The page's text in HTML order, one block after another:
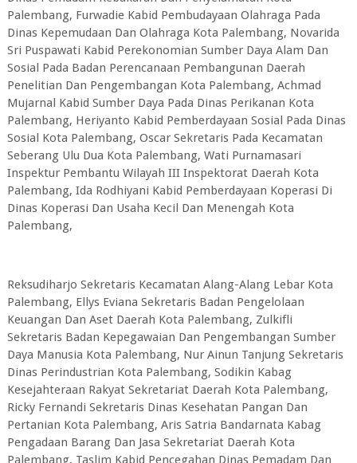
Palembang, Furwadie Kabid Pembudayaan Olahraga Pada
Dinas Kepemudaan Dan Olahraga Kota Palembang, Novarida
Sri Puspawati Kabid Perekonomian Sumber Daya Alam Dan
Sosial Pada Badan Perencanaan Pembangunan Daerah
Penelitian Dan Pengembangan Kota Palembang, Achmad
Mujarnal Kabid Sumber Daya Pada Dinas Perikanan Kota
Palembang, Heriyanto Kabid Pemberdayaan Sosial Pada Dinas
Sosial Kota Palembang, Oscar Sekretaris Pada Kecamatan
Seberang Ulu Dua Kota Palembang, Wati Purnamasari
Inspektur Pembantu Wilayah III Inspektorat Daerah Kota
Palembang, Ida Rodhiyani Kabid Pemberdayaan Koperasi Di
Dinas Koperasi Dan Usaha Kecil Dan Menengah Kota
Palembang,
Reksudiharjo Sekretaris Kecamatan Alang-Alang Lebar Kota
Palembang, Ellys Eviana Sekretaris Badan Pengelolaan
Keuangan Dan Aset Daerah Kota Palembang, Zulkifli
Sekretaris Badan Kepegawaian Dan Pengembangan Sumber
Daya Manusia Kota Palembang, Nur Ainun Tanjung Sekretaris
Dinas Perindustrian Kota Palembang, Sodikin Kabag
Kesejahteraan Rakyat Sekretariat Daerah Kota Palembang,
Ricky Fernandi Sekretaris Dinas Kesehatan Pangan Dan
Pertanian Kota Palembang, Aris Satria Bandarnata Kabag
Pengadaan Barang Dan Jasa Sekretariat Daerah Kota
Palembang, Taslim Kabid Pencegahan Dinas Pemadam Dan